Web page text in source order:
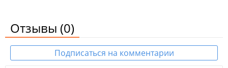
Отзывы (0)
Подписаться на комментарии